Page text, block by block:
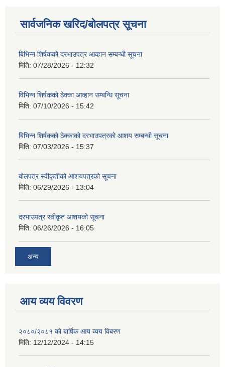
सार्वजनिक खरिद/बोलपत्र सूचना
बिभिन्‍न शिर्षकको दरभाउपत्र आव्हान सम्बन्धी सूचना
मिति: 07/28/2026 - 12:32
विभिन्न शिर्षकको ठेक्का आव्हान सम्बन्धि सूचना
मिति: 07/10/2026 - 15:42
बिभिन्‍न शिर्षकको ठेक्काको दरभाउपत्रको आशय सम्बन्धी सूचना
मिति: 07/03/2026 - 15:37
बोलपत्र स्वीकृतीको आशयपत्रको सूचना
मिति: 06/29/2026 - 13:04
दरभाउपत्र स्वीकृत आशयको सूचना
मिति: 06/26/2026 - 16:05
अन्य
आय व्यय विवरण
२०८०/२०८१ को बार्षिक आय व्यय विबरण
मिति: 12/12/2024 - 14:15